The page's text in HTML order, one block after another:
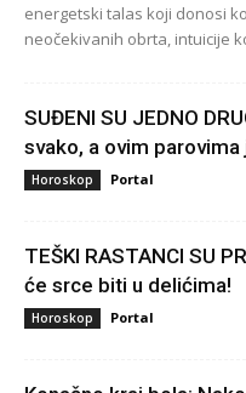
energetski talas koji donosi
neočekivanih obrta, intuicije
SUĐENI SU JEDNO
svako, a ovim parovima
Horoskop Portal
TEŠKI RASTANCI SU
će srce biti u delićima!
Horoskop Portal